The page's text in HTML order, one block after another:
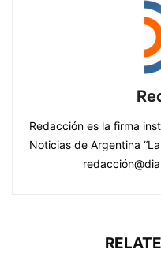
Redacción es la firma
Noticias de Argentina